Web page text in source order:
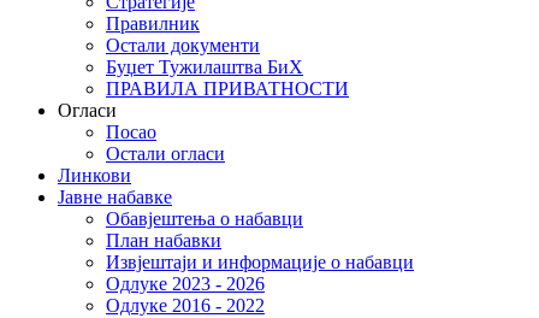
Правилник
Остали документи
Буџет Тужилаштва БиХ
ПРАВИЛА ПРИВАТНОСТИ
Огласи
Посао
Остали огласи
Линкови
Јавне набавке
Обавјештења о набавци
План набавки
Извјештаји и информације о набавци
Одлуке 2023 - 2026
Одлуке 2016 - 2022